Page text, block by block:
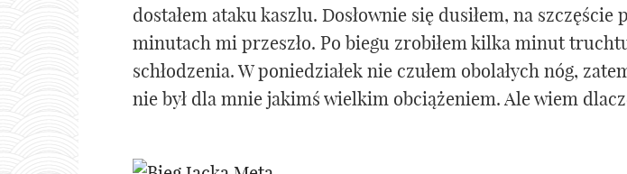
dostałem ataku kaszlu. Dosłownie się dusiłem, na szczęście
minutach mi przeszło. Po biegu zrobiłem kilka minut
schłodzenia. W poniedziałek nie czułem obolałych nóg,
nie był dla mnie jakimś wielkim obciążeniem. Ale wiem